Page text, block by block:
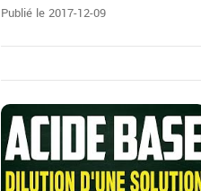
Publié le 2017-12-09